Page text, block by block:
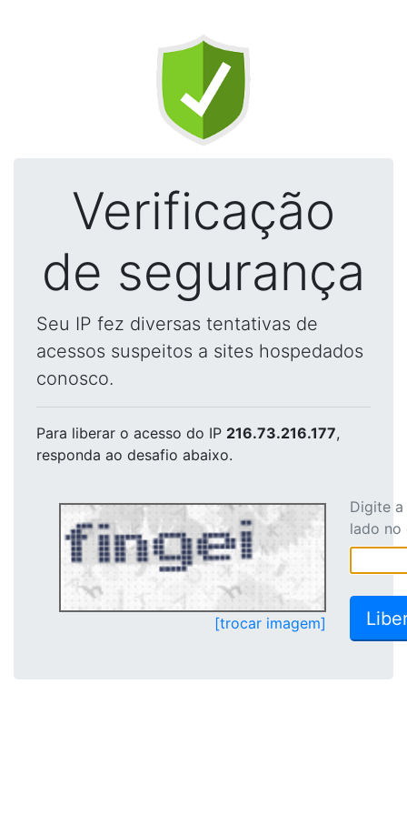
Verificação
de segurança
Seu IP fez diversas tentativas de
acessos suspeitos a sites hospedados
conosco.
Para liberar o acesso do IP 216.73.216.177,
responda ao desafio abaixo.
[trocar imagem]
Digite
lado no